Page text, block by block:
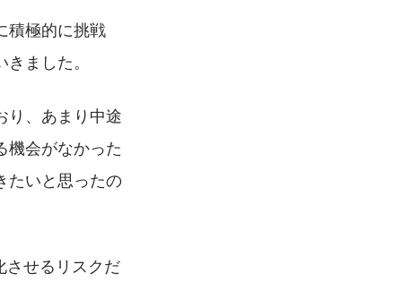
積極的に挑戦
ました。
り、あまり中途
機会がなかった
たいと思ったの
させるリスクだ